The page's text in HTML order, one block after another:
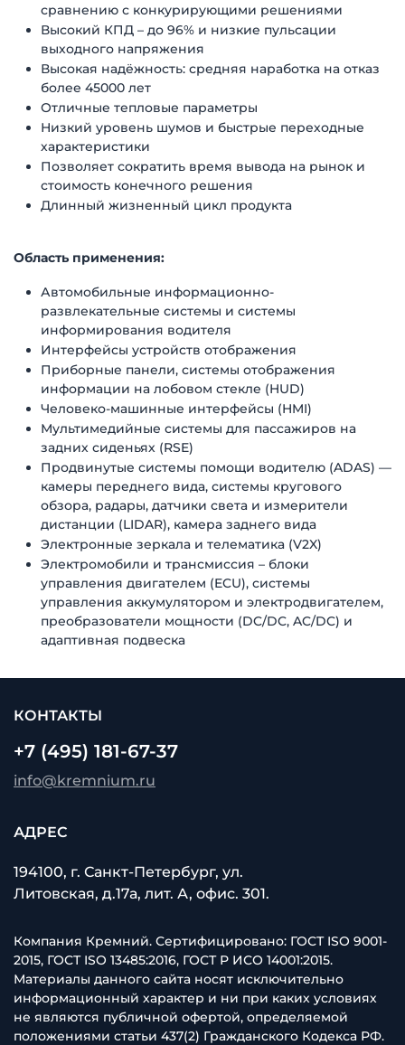
сравнению с конкурирующими решениями
Высокий КПД – до 96% и низкие пульсации
выходного напряжения
Высокая надёжность: средняя наработка на отказ
более 45000 лет
Отличные тепловые параметры
Низкий уровень шумов и быстрые переходные
характеристики
Позволяет сократить время вывода на рынок и
стоимость конечного решения
Длинный жизненный цикл продукта
Область применения:
Автомобильные информационно-
развлекательные системы и системы
информирования водителя
Интерфейсы устройств отображения
Приборные панели, системы отображения
информации на лобовом стекле (HUD)
Человеко-машинные интерфейсы (HMI)
Мультимедийные системы для пассажиров на
задних сиденьях (RSE)
Продвинутые системы помощи водителю (ADAS) —
камеры переднего вида, системы кругового
обзора, радары, датчики света и измерители
дистанции (LIDAR), камера заднего вида
Электронные зеркала и телематика (V2X)
Электромобили и трансмиссия – блоки
управления двигателем (ECU), системы
управления аккумулятором и электродвигателем,
преобразователи мощности (DC/DC, AC/DC) и
адаптивная подвеска
КОНТАКТЫ
+7 (495) 181-67-37
info@kremnium.ru
АДРЕС
194100, г. Санкт-Петербург, ул.
Литовская, д.17а, лит. А, офис. 301.
Компания Кремний. Сертифицировано: ГОСТ ISO 9001-
2015, ГОСТ ISO 13485:2016, ГОСТ Р ИСО 14001:2015.
Материалы данного сайта носят исключительно
информационный характер и ни при каких условиях
не являются публичной офертой, определяемой
положениями статьи 437(2) Гражданского Кодекса РФ.